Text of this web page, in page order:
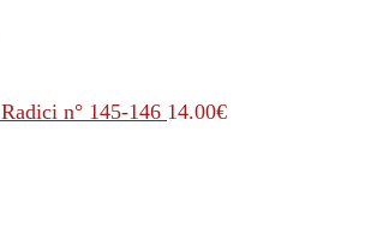
Radici n° 145-146 14.00€